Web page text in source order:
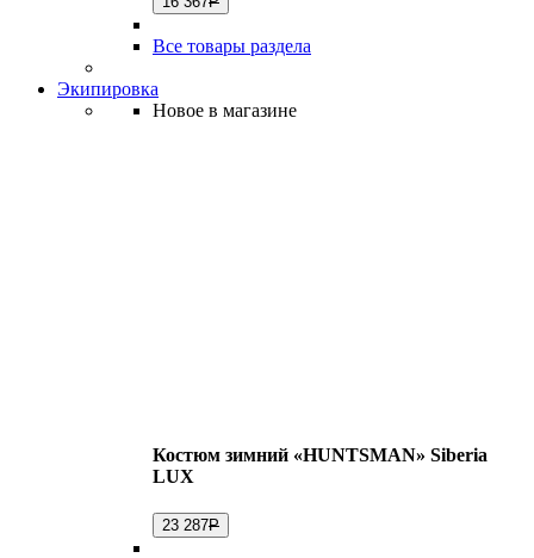
Все товары раздела
Экипировка
Новое в магазине
Костюм зимний «HUNTSMAN» Siberia
LUX
23 287Р